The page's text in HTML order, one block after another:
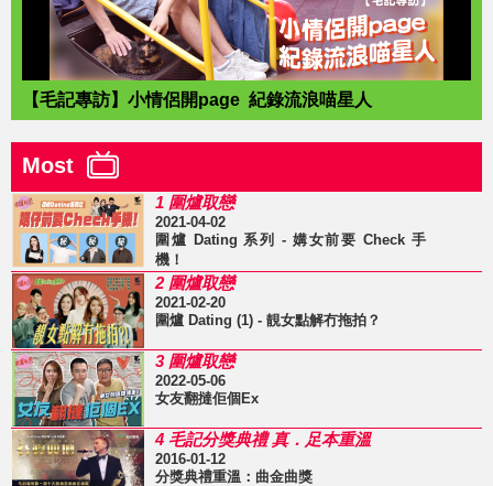
【毛記專訪】小情侶開page 紀錄流浪喵星人
Most
1 圍爐取戀
2021-04-02
圍爐 Dating 系列 - 媾女前要 Check 手
機！
2 圍爐取戀
2021-02-20
圍爐 Dating (1) - 靚女點解冇拖拍？
3 圍爐取戀
2022-05-06
女友翻撻佢個Ex
4 毛記分獎典禮 真．足本重溫
2016-01-12
分獎典禮重溫：曲金曲獎